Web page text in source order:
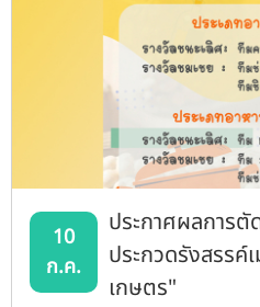
10
ก.ค.
ประกาศผลการ
ประกวดรังสรรค์
เกษตร"